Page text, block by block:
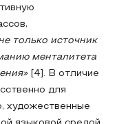
только источник
менталитета
[4]. В отличие
для
художественные